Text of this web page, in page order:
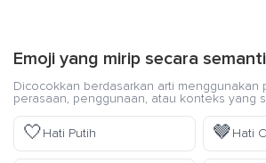
Emoji yang mirip secara
Dicocokkan berdasarkan arti
perasaan, penggunaan, atau konteks yang
🤍Hati Putih 🤎Hati